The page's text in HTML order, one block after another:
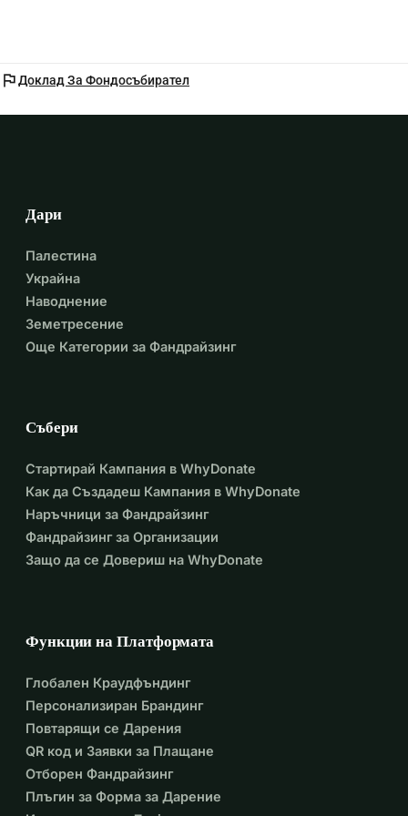
flagДоклад За Фондосъбирател
Дари
Палестина
Украйна
Наводнение
Земетресение
Още Категории за Фандрайзинг
Събери
Стартирай Кампания в WhyDonate
Как да Създадеш Кампания в WhyDonate
Наръчници за Фандрайзинг
Фандрайзинг за Организации
Защо да се Довериш на WhyDonate
Функции на Платформата
Глобален Краудфъндинг
Персонализиран Брандинг
Повтарящи се Дарения
QR код и Заявки за Плащане
Отборен Фандрайзинг
Плъгин за Форма за Дарение